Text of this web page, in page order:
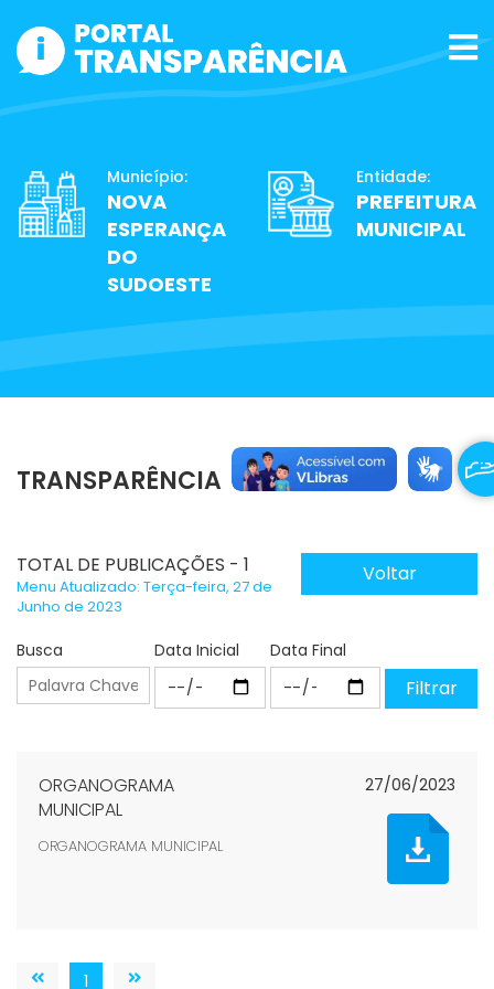
Município:
NOVA
ESPERANÇA
DO
SUDOESTE
Entidade:
PREFEITURA
MUNICIPAL
TRANSPARÊNCIA
TOTAL DE PUBLICAÇÕES - 1
Menu Atualizado: Terça-feira, 27 de
Junho de 2023
Voltar
Busca Data Inicial Data Final
ORGANOGRAMA
MUNICIPAL
27/06/2023
ORGANOGRAMA MUNICIPAL
1